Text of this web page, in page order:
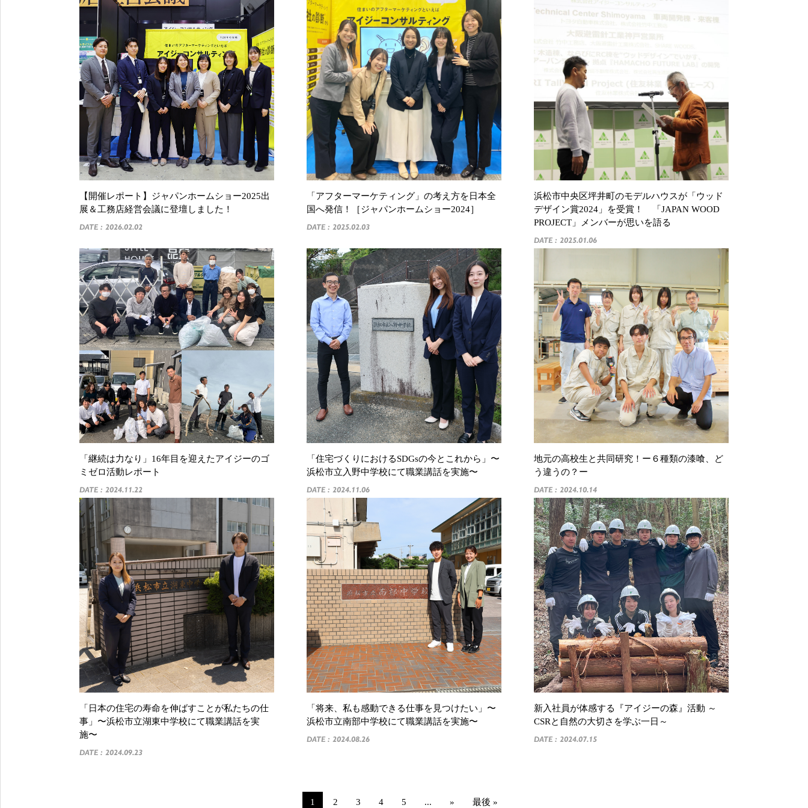
【開催レポート】ジャパンホームショー2025出
展＆工務店経営会議に登壇しました！
DATE : 2026.02.02
「アフターマーケティング」の考え方を日本全
国へ発信！［ジャパンホームショー2024］
DATE : 2025.02.03
浜松市中央区坪井町のモデルハウスが「ウッド
デザイン賞2024」を受賞！ 「JAPAN WOOD
PROJECT」メンバーが思いを語る
DATE : 2025.01.06
「継続は力なり」16年目を迎えたアイジーのゴ
ミゼロ活動レポート
DATE : 2024.11.22
「住宅づくりにおけるSDGsの今とこれから」〜
浜松市立入野中学校にて職業講話を実施〜
DATE : 2024.11.06
地元の高校生と共同研究！ー６種類の漆喰、ど
う違うの？ー
DATE : 2024.10.14
「日本の住宅の寿命を伸ばすことが私たちの仕
事」〜浜松市立湖東中学校にて職業講話を実
施〜
DATE : 2024.09.23
「将来、私も感動できる仕事を見つけたい」〜
浜松市立南部中学校にて職業講話を実施〜
DATE : 2024.08.26
新入社員が体感する『アイジーの森』活動 ～
CSRと自然の大切さを学ぶ一日～
DATE : 2024.07.15
1 2 3 4 5 ... » 最後 »